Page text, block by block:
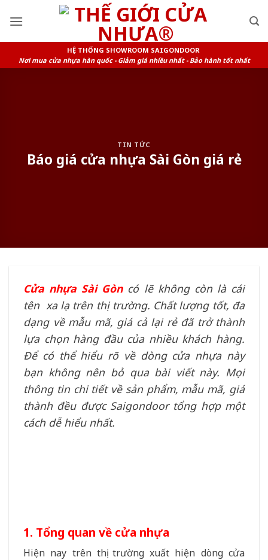
HỆ THỐNG SHOWROOM SAIGONDOOR
Nơi mua cửa nhựa hàn quốc - Giảm giá nhiều nhất - Bảo hành tốt nhất
TIN TỨC
Báo giá cửa nhựa Sài Gòn giá rẻ
Cửa nhựa Sài Gòncó lẽ không còn là cái
tên xa lạ trên thị trường. Chất lượng tốt, đa
dạng về mẫu mã, giá cả lại rẻ đã trở thành
lựa chọn hàng đầu của nhiều khách hàng.
Để có thể hiểu rõ về dòng cửa nhựa này
bạn không nên bỏ qua bài viết này. Mọi
thông tin chi tiết về sản phẩm, mẫu mã, giá
thành đều được Saigondoor tổng hợp một
cách dễ hiểu nhất.
1. Tổng quan về cửa nhựa
Hiện nay trên thị trường xuất hiện dòng cửa